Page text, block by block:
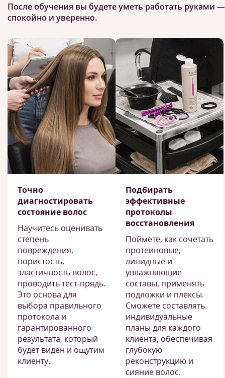
После обучения вы будете уметь работать руками —
спокойно и уверенно.
Точно
диагностировать
состояние волос
Научитесь оценивать
степень
повреждения,
пористость,
эластичность волос,
проводить тест-прядь.
Это основа для
выбора правильного
протокола и
гарантированного
результата, который
будет виден и ощутим
клиенту.
Подбирать
эффективные
протоколы
восстановления
Поймете, как сочетать
протеиновые,
липидные и
увлажняющие
составы, применять
подложки и плексы.
Сможете составлять
индивидуальные
планы для каждого
клиента, обеспечивая
глубокую
реконструкцию и
сияние волос.